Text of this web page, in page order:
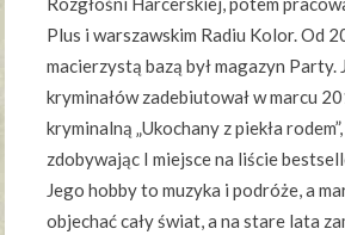
Plus i warszawskim Radiu Kolor. Od
macierzystą bazą był magazyn Party.
kryminałów zadebiutował w marcu
kryminalną „Ukochany z piekła
zdobywając I miejsce na liście
Jego hobby to muzyka i podróże, a
objechać cały świat, a na stare lata